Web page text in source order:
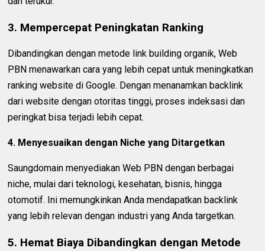
3. Mempercepat Peningkatan Ranking
Dibandingkan dengan metode link building organik, Web
PBN menawarkan cara yang lebih cepat untuk meningkatkan
ranking website di Google. Dengan menanamkan backlink
dari website dengan otoritas tinggi, proses indeksasi dan
peringkat bisa terjadi lebih cepat.
4. Menyesuaikan dengan Niche yang Ditargetkan
Saungdomain menyediakan Web PBN dengan berbagai
niche, mulai dari teknologi, kesehatan, bisnis, hingga
otomotif. Ini memungkinkan Anda mendapatkan backlink
yang lebih relevan dengan industri yang Anda targetkan.
5. Hemat Biaya Dibandingkan dengan Metode